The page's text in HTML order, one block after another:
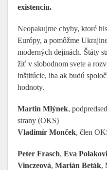
existenciu.
Neopakujme chyby, ktoré
Európy, a pomôžme
moderných dejinách. Štáty
žiť v slobodnom svete a
inštitúcie, iba ak budú
hodnoty.
Martin Mlýnek,
strany (OKS)
Vladimír Monček, člen
Peter Frasch, Eva
Vinczeová, Marián Beták,